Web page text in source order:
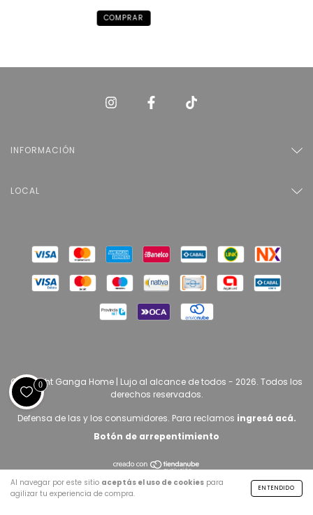
Al navegar por este sitio aceptás el uso de cookies para
agilizar tu experiencia de compra.
ENTENDIDO
INFORMACIÓN
LOCAL
Copyright Ganga Home | Lujo al alcance de todos - 2026. Todos los
derechos reservados.
Defensa de las y los consumidores. Para reclamos ingresá acá.
Botón de arrepentimiento
0